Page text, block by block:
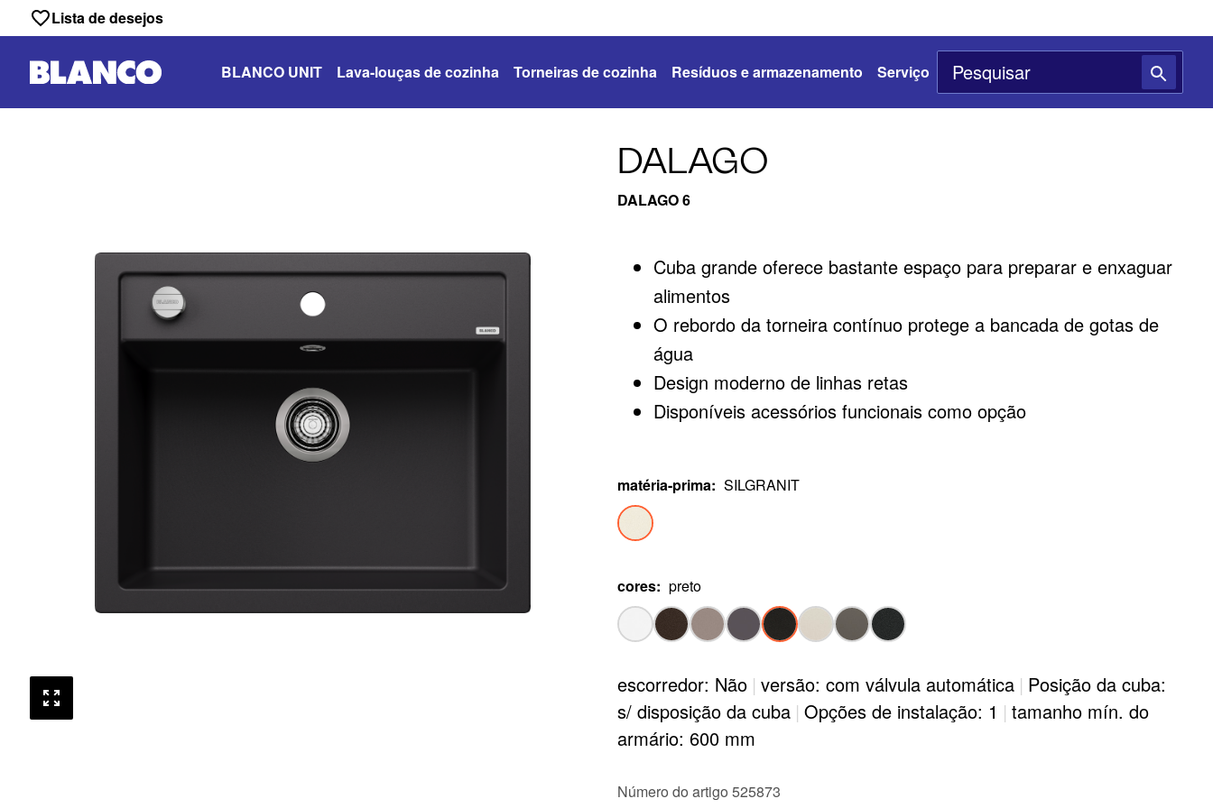
Lista de desejos
BLANCO UNIT Lava-louças de cozinha Torneiras de cozinha Resíduos e armazenamento Serviço
DALAGO
DALAGO 6
Cuba grande oferece bastante espaço para preparar e enxaguar
alimentos
O rebordo da torneira contínuo protege a bancada de gotas de
água
Design moderno de linhas retas
Disponíveis acessórios funcionais como opção
matéria-prima: SILGRANIT
cores: preto
escorredor: Não | versão: com válvula automática | Posição da cuba:
s/ disposição da cuba | Opções de instalação: 1 | tamanho mín. do
armário: 600 mm
Número do artigo 525873